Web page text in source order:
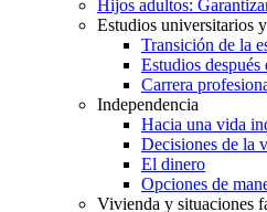
Hijos adultos:
Estudios universitarios
Transición de la
Estudios después
Carrera
Independencia
Hacia una vida
Decisiones de la
El dinero
Opciones de
Vivienda y situaciones